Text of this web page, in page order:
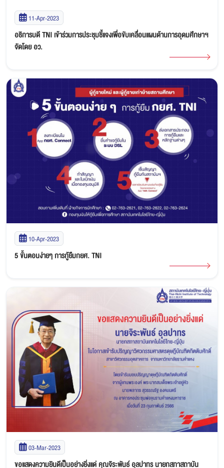
11-Apr-2023
อธิการบดี TNI เข้าร่วมการประชุมชี้แจงเพื่อขับเคลื่อนแผนด้านการอุดมศึกษาฯ
จัดโดย อว.
10-Apr-2023
5 ขั้นตอนง่ายๆ การกู้ยืมกยศ. TNI
03-Mar-2023
ขอแสดงความยินดีเป็นอย่างยิ่งแด่ คุณจิระพันธ์ อุลปาทร นายกสภาสถาบัน